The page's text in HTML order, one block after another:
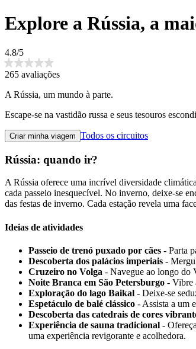
Explore a Rússia, a
4.8/5
265 avaliações
A Rússia, um mundo à parte.
Escape-se na vastidão russa e seus tesouros
Criar minha viagem Todos os circuitos
Rússia: quando ir?
A Rússia oferece uma incrível diversidade
cada passeio inesquecível. No inverno, deixe-se
das festas de inverno. Cada estação revela uma
Ideias de atividades
Passeio de trenó puxado por cães - Parta
Descoberta dos palácios imperiais -
Cruzeiro no Volga - Navegue ao longo do
Noite Branca em São Petersburgo - Vibre
Exploração do lago Baikal - Deixe-se
Espetáculo de balé clássico - Assista a um
Descoberta das catedrais de cores
Experiência de sauna tradicional -
uma experiência revigorante e acolhedora.